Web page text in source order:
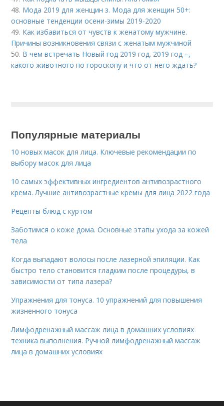
48. Мода 2019 для женщин з. Мода для женщин 50+:
основные тенденции осени-зимы 2019-2020
49. Как избавиться от чувств к женатому мужчине.
Причины возникновения связи с женатым мужчиной
50. В чем встречать Новый год 2019 год. 2019 год –,
какого животного по гороскопу и что от него ждать?
Популярные материалы
10 новых масок для лица. Ключевые рекомендации по
выбору масок для лица
10 самых эффективных ингредиентов антивозрастного
крема. Лучшие антивозрастные кремы для лица 2022 года
Рецепты блюд с куртом
Заботимся о коже дома. Основные этапы ухода за кожей
тела
Когда выпадают волосы после лазерной эпиляции. Как
быстро тело становится гладким после процедуры, в
зависимости от типа лазера?
Упражнения для тонуса. 10 упражнений для повышения
жизненного тонуса
Лимфодренажный массаж лица в домашних условиях
техника выполнения. Ручной лимфодренажный массаж
лица в домашних условиях